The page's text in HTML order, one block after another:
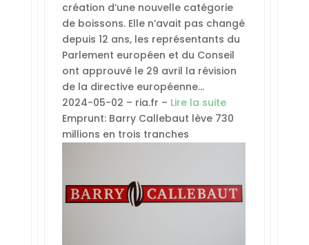
création d’une nouvelle catégorie
de boissons. Elle n’avait pas changé
depuis 12 ans, les représentants du
Parlement européen et du Conseil
ont approuvé le 29 avril la révision
de la directive européenne…
2024-05-02 – ria.fr – Lire la suite
Emprunt: Barry Callebaut lève 730
millions en trois tranches